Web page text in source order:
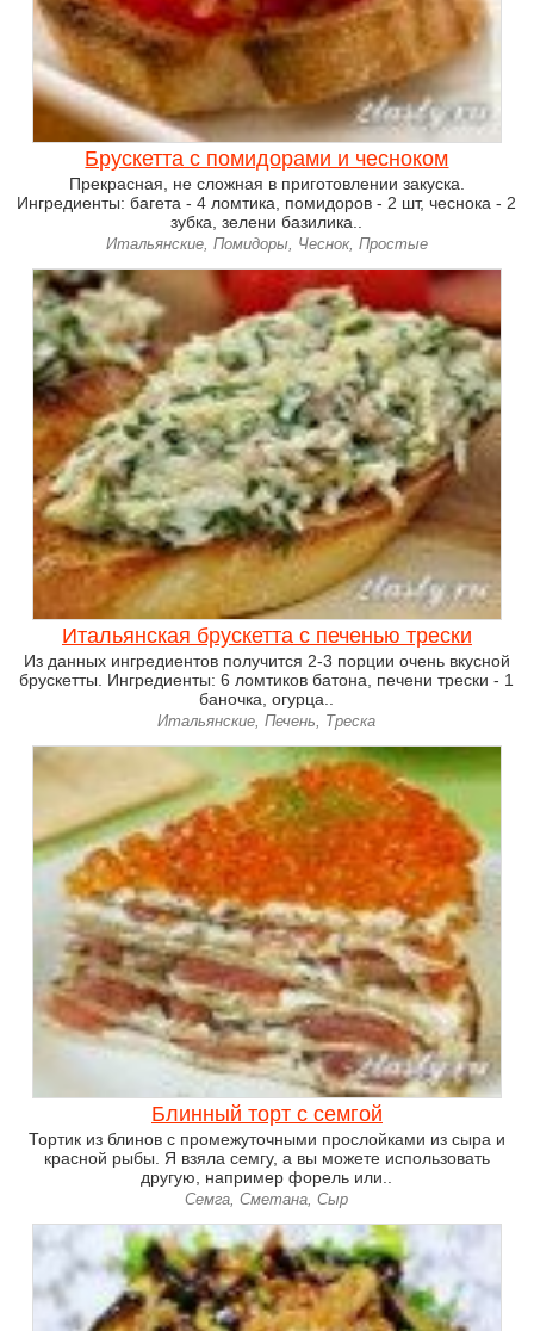
Брускетта с помидорами и чесноком
Прекрасная, не сложная в приготовлении закуска.
Ингредиенты: багета - 4 ломтика, помидоров - 2 шт, чеснока - 2
зубка, зелени базилика..
Итальянские, Помидоры, Чеснок, Простые
Итальянская брускетта с печенью трески
Из данных ингредиентов получится 2-3 порции очень вкусной
брускетты. Ингредиенты: 6 ломтиков батона, печени трески - 1
баночка, огурца..
Итальянские, Печень, Треска
Блинный торт с семгой
Тортик из блинов с промежуточными прослойками из сыра и
красной рыбы. Я взяла семгу, а вы можете использовать
другую, например форель или..
Семга, Сметана, Сыр